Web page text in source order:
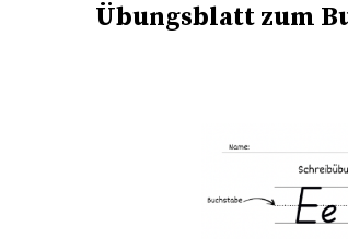
Übungsblatt zum